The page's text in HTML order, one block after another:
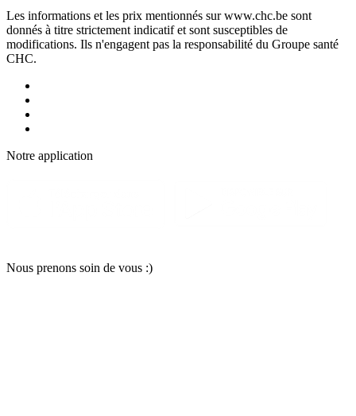
Les informations et les prix mentionnés sur www.chc.be sont
donnés à titre strictement indicatif et sont susceptibles de
modifications. Ils n'engagent pas la responsabilité du Groupe santé
CHC.
Notre application
Nous prenons soin de vous :)